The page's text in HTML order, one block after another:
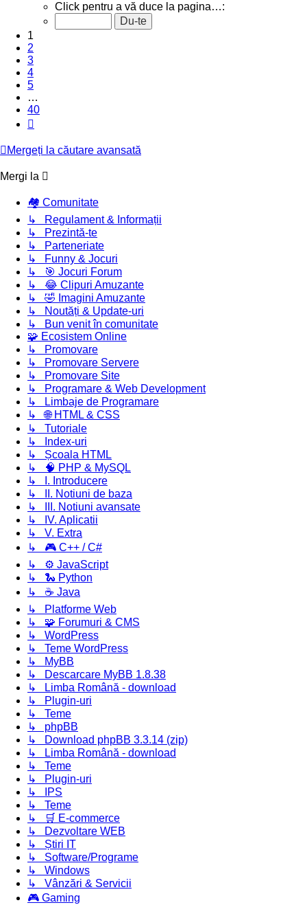
40
Click pentru a vă duce la pagina…:
1
2
3
4
5
…
40
Mergeți la căutare avansată
Mergi la
🏘️ Comunitate
↳ Regulament & Informații
↳ Prezintă-te
↳ Parteneriate
↳ Funny & Jocuri
↳ 🎯 Jocuri Forum
↳ 😂 Clipuri Amuzante
↳ 🤣 Imagini Amuzante
↳ Noutăți & Update-uri
↳ Bun venit în comunitate
🧩 Ecosistem Online
↳ Promovare
↳ Promovare Servere
↳ Promovare Site
↳ Programare & Web Development
↳ Limbaje de Programare
↳ 🌐 HTML & CSS
↳ Tutoriale
↳ Index-uri
↳ Școala HTML
↳ 🧠 PHP & MySQL
↳ I. Introducere
↳ II. Notiuni de baza
↳ III. Notiuni avansate
↳ IV. Aplicatii
↳ V. Extra
↳ 🎮 C++ / C#
↳ ⚙️ JavaScript
↳ 🐍 Python
↳ ☕ Java
↳ Platforme Web
↳ 🧩 Forumuri & CMS
↳ WordPress
↳ Teme WordPress
↳ MyBB
↳ Descarcare MyBB 1.8.38
↳ Limba Română - download
↳ Plugin-uri
↳ Teme
↳ phpBB
↳ Download phpBB 3.3.14 (zip)
↳ Limba Română - download
↳ Teme
↳ Plugin-uri
↳ IPS
↳ Teme
↳ 🛒 E-commerce
↳ Dezvoltare WEB
↳ Știri IT
↳ Software/Programe
↳ Windows
↳ Vânzări & Servicii
🎮 Gaming